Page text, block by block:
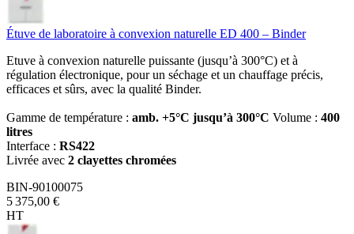
Étuve de laboratoire à convexion naturelle ED 400 – Binder
Etuve à convexion naturelle puissante (jusqu’à 300°C) et à
régulation électronique, pour un séchage et un chauffage précis,
efficaces et sûrs, avec la qualité Binder.
Gamme de température : amb. +5°C jusqu’à 300°C Volume : 400
litres
Interface : RS422
Livrée avec 2 clayettes chromées
BIN-90100075
5 375,00 €
HT